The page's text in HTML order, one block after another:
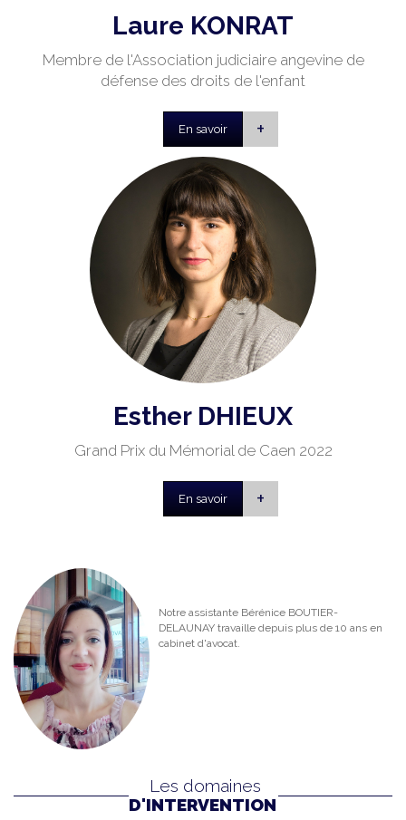
Laure KONRAT
Membre de l'Association judiciaire angevine de
défense des droits de l'enfant
En savoir +
Esther DHIEUX
Grand Prix du Mémorial de Caen 2022
En savoir +
Notre assistante Bérénice BOUTIER-
DELAUNAY travaille depuis plus de 10 ans en
cabinet d'avocat.
Les domaines
D'INTERVENTION